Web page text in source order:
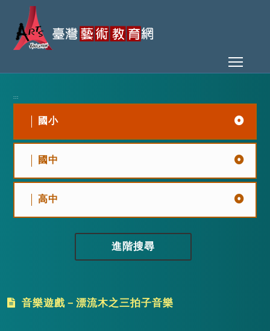
:::
國小
國中
高中
進階搜尋
音樂遊戲－漂流木之三拍子音樂